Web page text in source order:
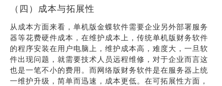
（四）成本与拓展性
从成本方面来看，单机版金蝶软件需要企业另外部署服务
器等花费硬件成本，在维护成本上，传统单机版财务软件
的程序安装在用户电脑上，维护成本高，难度大，一旦软
件出现问题，就需要技术人员远程维修，对于企业而言这
也是一笔不小的费用。而网络版财务软件是在服务器上统
一维护升级，简单而迅速，成本更低。在可拓展性方面，